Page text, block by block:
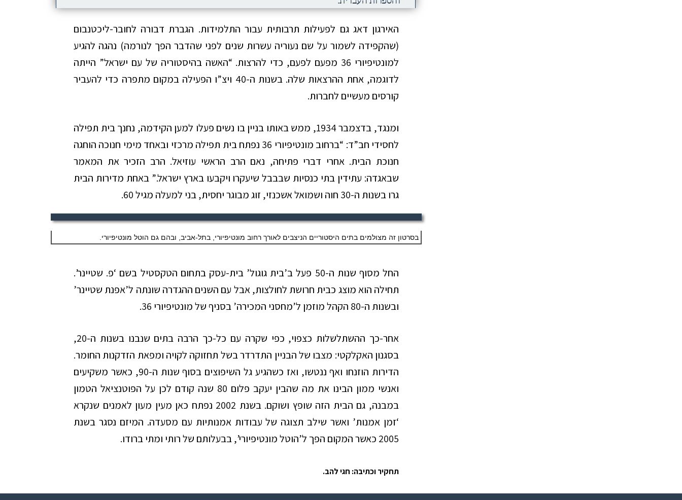
האירגון דאג גם לפעילות תרבותית עבור התלמידות. הגברת דבורה לחובר-ליכטנבום
(שהקפידה לשמור על שם נעוריה עשרות שנים לפני שהדבר הפך לנורמה) נהגה להגיע
למונטיפיורי 36 מפעם לפעם, כדי להרצות. “האשה בהיסטוריה של עם ישראל” הייתה
לדוגמה, אחת ההרצאות שלה. בשנות ה-40 ויצ”ו הפעילה במקום מתפרה כדי להעביר
קורסים מעשיים לחברות.
ומנגד, בדצמבר 1934, ממש באותו בניין בו נשים פעלו למען הקידמה, נחנך בית תפילה
לחסידי חב”ד: “ברחוב מונטיפיורי 36 נפתח בית תפילה מרכזי ובאחד מימי חנוכה הוחגה
חנוכת הבית. אחרי דברי פתיחה, נאם הרב הראשי עוזיאל. הרב הזכיר את המאמר
שבאגדה: עתידין בתי כנסיות שבבבל שיעקרו ויקבעו בארץ ישראל.” באחת מדירות הבית
גרו בשנות ה-30 חוה ושמואל אשכנזי, זוג מבוגר יחסית, בני למעלה מגיל 60.
בסרטון זה מצולמים בתים היסטוריים הניצבים לאורך רחוב מונטיפיורי, בתל-אביב, ובהם גם הוטל מונטיפיורי.
החל מסוף שנות ה-50 פעל ב’בית גוגול’ בית-עסק בתחום הטקסטיל בשם ‘פ. שטיינר’.
תחילה הוא מוצג כבית חרושת לחולצות, אבל עם השנים ההגדרה שונתה ל’אפנת שטיינר’
ובשנות ה-80 הקהל מוזמן ל’מחסני המכירה’ בסניף של מונטיפיורי 36.
אחר-כך ההשתלשלות כצפוי, כפי שקרה עם כל-כך הרבה בתים שנבנו בשנות ה-20,
בסגנון האקלקטי: מצבו של הבניין התדרדר בשל תחזוקה לקויה ומפאת הזדקנות החומר.
הדירות הוזנחו ואף ננטשו, ואז כשהגיע גל השיפוצים בסוף שנות ה-90, כאשר משקיעים
ואנשי ממון הבינו את מה שהבין יעקב פלום 80 שנה קודם לכן על הפוטנציאל הטמון
במבנה, גם הבית הזה שופץ ושוקם. בשנת 2002 נפתח כאן מעין מעון לאמנים שנקרא
‘זמן אמנות’ ואשר שילב תצוגה של עבודות אמנותיות עם מסעדה. המיזם נסגר בשנת
2005 כאשר המקום הפך ל’הוטל מונטיפיורי’, בבעלותם של רותי ומתי ברודו.
תחקיר וכתיבה: חגי להב.